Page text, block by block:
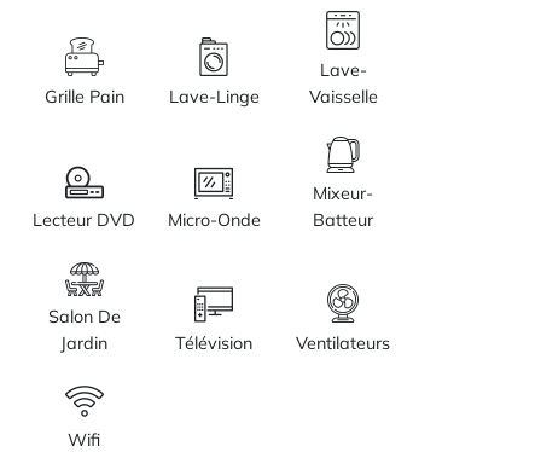
Grille Pain Lave-Linge
Lave-
Vaisselle
Lecteur DVD Micro-Onde
Mixeur-
Batteur
Salon De
Jardin
Télévision Ventilateurs
Wifi